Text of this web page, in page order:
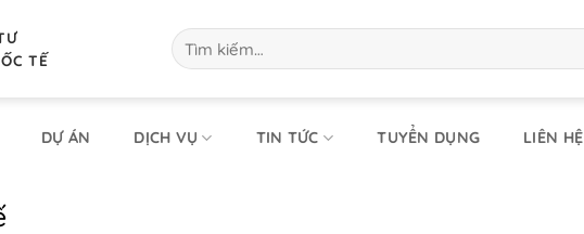
TẾ
Tìm
kiếm:
DỰ ÁN DỊCH VỤ TIN TỨC TUYỂN DỤNG LIÊN HỆ